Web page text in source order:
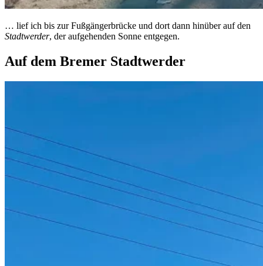
… lief ich bis zur Fußgängerbrücke und dort dann hinüber auf den
Stadtwerder, der aufgehenden Sonne entgegen.
Auf dem Bremer Stadtwerder